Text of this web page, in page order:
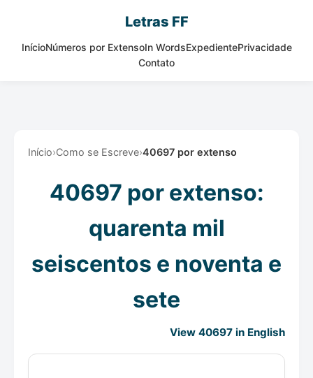
Letras FF
InícioNúmeros por ExtensoIn WordsExpedientePrivacidade
Contato
Início›Como se Escreve›40697 por extenso
40697 por extenso:
quarenta mil
seiscentos e noventa e
sete
View 40697 in English